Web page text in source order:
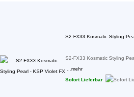
S2-FX33 Kosmatic Styling
S2-FX33 Kosmatic Styling
mehr
Sofort Lieferbar